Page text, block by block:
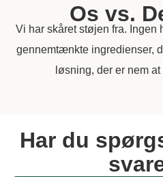
Os vs.
Vi har skåret støjen fra. Ingen
gennemtænkte ingredienser,
løsning, der er nem
Har du